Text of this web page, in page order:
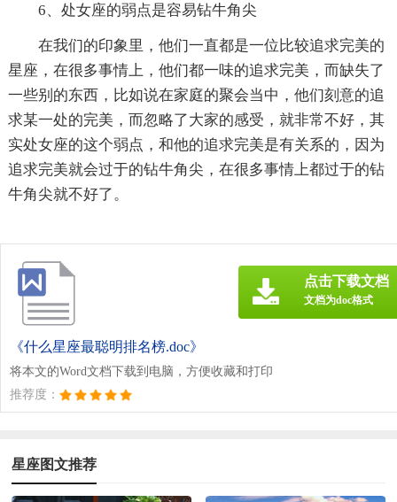
6、处女座的弱点是容易钻牛角尖
在我们的印象里，他们一直都是一位比较追求完美的
星座，在很多事情上，他们都一味的追求完美，而缺失了
一些别的东西，比如说在家庭的聚会当中，他们刻意的追
求某一处的完美，而忽略了大家的感受，就非常不好，其
实处女座的这个弱点，和他的追求完美是有关系的，因为
追求完美就会过于的钻牛角尖，在很多事情上都过于的钻
牛角尖就不好了。
《什么星座最聪明排名榜.doc》
将本文的Word文档下载到电脑，方便收藏和打印
推荐度：
点击下载文档
文档为doc格式
星座图文推荐